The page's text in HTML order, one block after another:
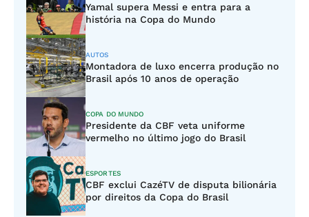
Yamal supera Messi e entra para a
história na Copa do Mundo
AUTOS
Montadora de luxo encerra produção no
Brasil após 10 anos de operação
COPA DO MUNDO
Presidente da CBF veta uniforme
vermelho no último jogo do Brasil
ESPORTES
CBF exclui CazéTV de disputa bilionária
por direitos da Copa do Brasil